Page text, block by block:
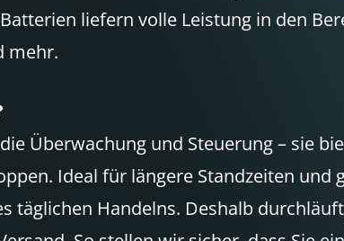
liefern volle Leistung in den
mehr.
Überwachung und Steuerung – sie
Ideal für längere Standzeiten und
täglichen Handelns. Deshalb